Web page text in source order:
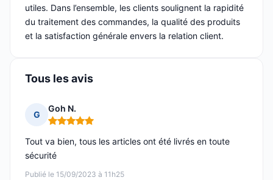
utiles. Dans l’ensemble, les clients soulignent la rapidité
du traitement des commandes, la qualité des produits
et la satisfaction générale envers la relation client.
Tous les avis
G
Goh N.
Note : 5 sur 5
Publié le 15/09/2023 à 11h25
Tout va bien, tous les articles ont été livrés en toute
sécurité